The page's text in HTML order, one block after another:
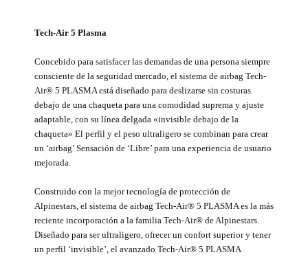
Tech-Air 5 Plasma
Concebido para satisfacer las demandas de una persona siempre
consciente de la seguridad mercado, el sistema de airbag Tech-
Air® 5 PLASMA está diseñado para deslizarse sin costuras
debajo de una chaqueta para una comodidad suprema y ajuste
adaptable, con su línea delgada «invisible debajo de la
chaqueta» El perfil y el peso ultraligero se combinan para crear
un ‘airbag’ Sensación de ‘Libre’ para una experiencia de usuario
mejorada.
Construido con la mejor tecnología de protección de
Alpinestars, el sistema de airbag Tech-Air® 5 PLASMA es la más
reciente incorporación a la familia Tech-Air® de Alpinestars.
Diseñado para ser ultraligero, ofrecer un confort superior y tener
un perfil ‘invisible’, el avanzado Tech-Air® 5 PLASMA